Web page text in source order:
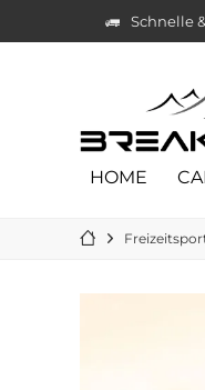
Schnelle
HOME